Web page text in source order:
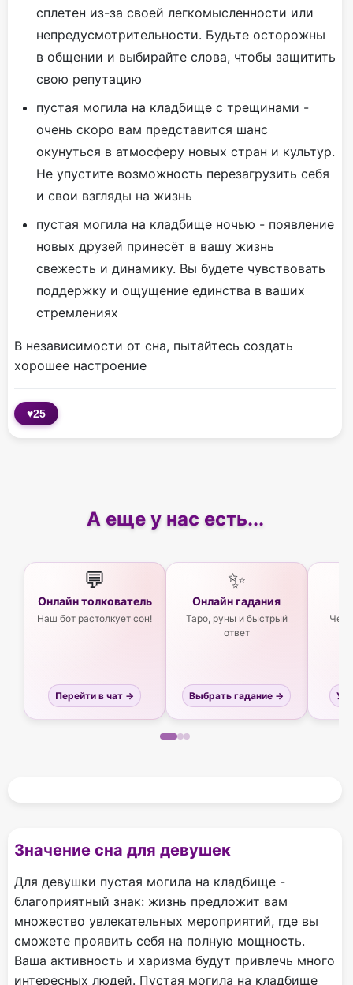
сплетен из-за своей легкомысленности или
непредусмотрительности. Будьте осторожны
в общении и выбирайте слова, чтобы защитить
свою репутацию
пустая могила на кладбище с трещинами -
очень скоро вам представится шанс
окунуться в атмосферу новых стран и культур.
Не упустите возможность перезагрузить себя
и свои взгляды на жизнь
пустая могила на кладбище ночью - появление
новых друзей принесёт в вашу жизнь
свежесть и динамику. Вы будете чувствовать
поддержку и ощущение единства в ваших
стремлениях
В независимости от сна, пытайтесь создать
хорошее настроение
♥25
А еще у нас есть...
💬
Онлайн толкователь
Наш бот растолкует сон!
Перейти в чат →
✨
Онлайн гадания
Таро, руны и быстрый
ответ
Выбрать гадание →
Значение сна для девушек
Для девушки пустая могила на кладбище -
благоприятный знак: жизнь предложит вам
множество увлекательных мероприятий, где вы
сможете проявить себя на полную мощность.
Ваша активность и харизма будут привлечь много
интересных людей. Пустая могила на кладбище